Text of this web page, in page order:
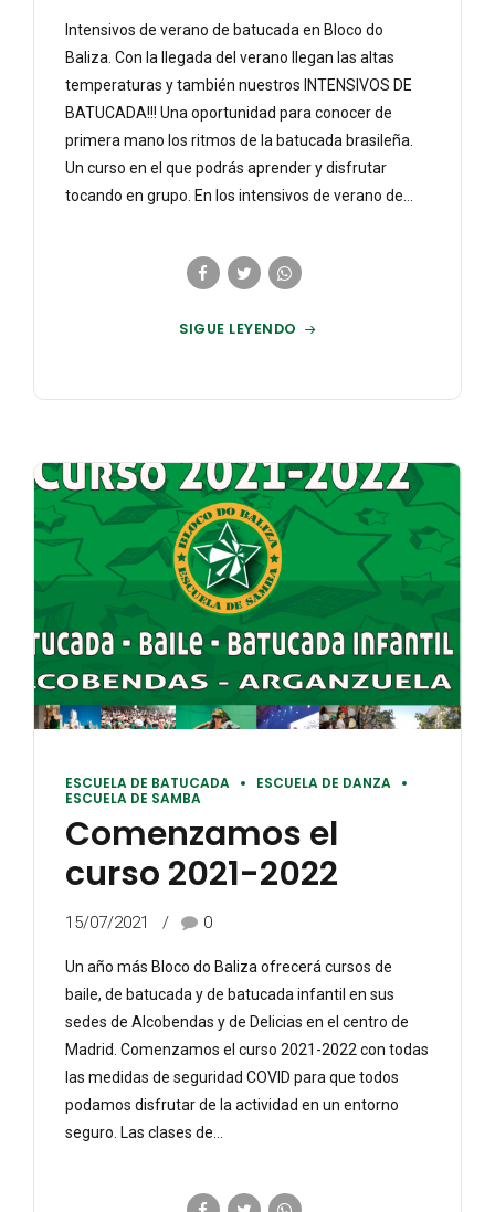
Intensivos de verano de batucada en Bloco do
Baliza. Con la llegada del verano llegan las altas
temperaturas y también nuestros INTENSIVOS DE
BATUCADA!!! Una oportunidad para conocer de
primera mano los ritmos de la batucada brasileña.
Un curso en el que podrás aprender y disfrutar
tocando en grupo. En los intensivos de verano de...
SIGUE LEYENDO
ESCUELA DE BATUCADA
ESCUELA DE DANZA
ESCUELA DE SAMBA
Comenzamos el
curso 2021-2022
15/07/2021 0
Un año más Bloco do Baliza ofrecerá cursos de
baile, de batucada y de batucada infantil en sus
sedes de Alcobendas y de Delicias en el centro de
Madrid. Comenzamos el curso 2021-2022 con todas
las medidas de seguridad COVID para que todos
podamos disfrutar de la actividad en un entorno
seguro. Las clases de...